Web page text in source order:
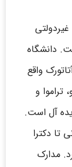
دانشگاه
واقع
و
آل است.
تا دکترا
مدارک